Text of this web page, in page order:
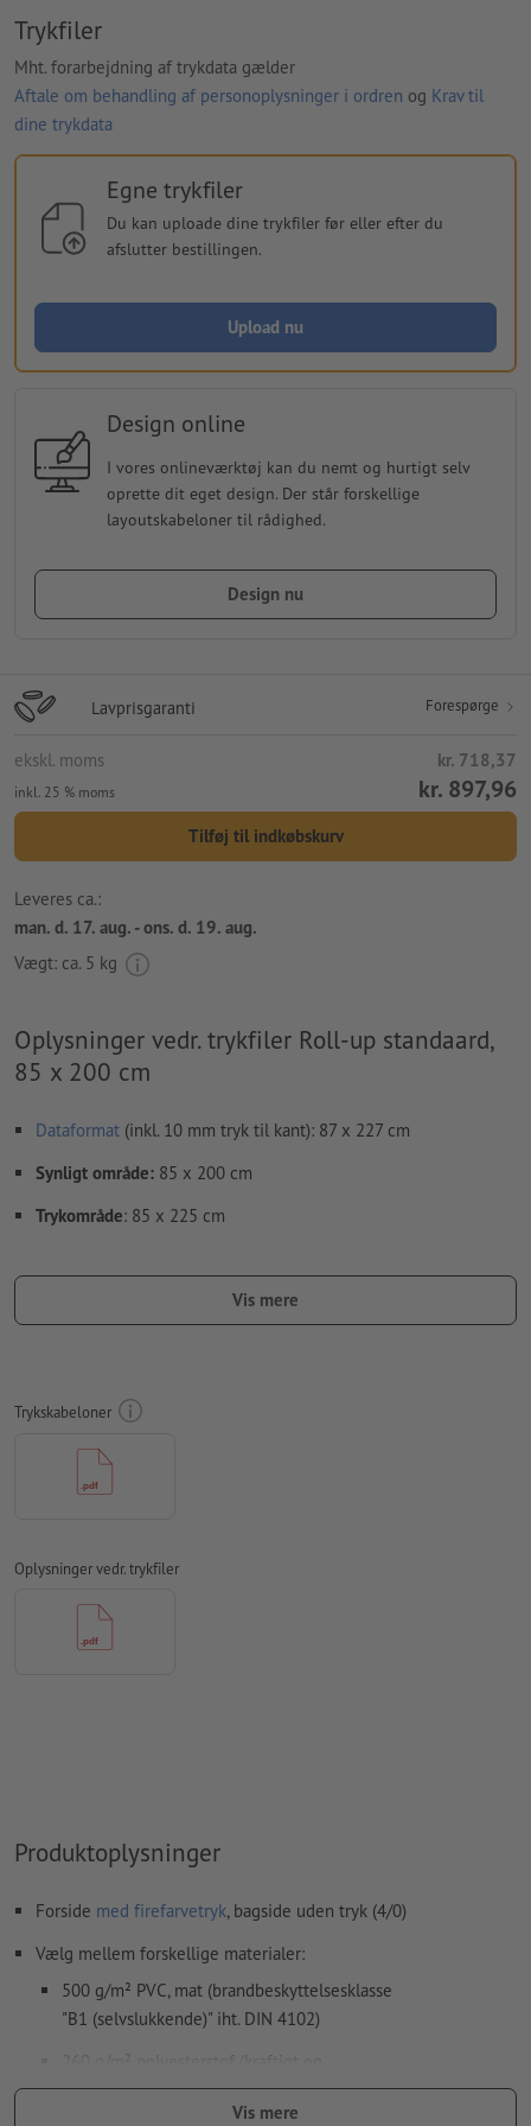
Trykfiler
Mht. forarbejdning af trykdata gælder
Aftale om behandling af personoplysninger i ordren og Krav til
dine trykdata
Egne trykfiler
Du kan uploade dine trykfiler før eller efter du
afslutter bestillingen.
Upload nu
Design online
I vores onlineværktøj kan du nemt og hurtigt selv
oprette dit eget design. Der står forskellige
layoutskabeloner til rådighed.
Design nu
Lavprisgaranti Forespørge
ekskl. moms kr. 718,37
inkl. 25 % moms kr. 897,96
Tilføj til indkøbskurv
Leveres ca.:
man. d. 17. aug. - ons. d. 19. aug.
Vægt: ca. 5 kg
Oplysninger vedr. trykfiler Roll-up standaard,
85 x 200 cm
Dataformat (inkl. 10 mm tryk til kant): 87 x 227 cm
Synligt område: 85 x 200 cm
Trykområde: 85 x 225 cm
beskæring på 10 mm, vigtige oplysninger
skal være mindst 10 mm fra det endelige formats kant
farvetilstand:CMYK, FOGRA51 (PSO Coated v3)
Vi kontrollerer ikke for
Vi kontrollerer ikke
Formularfeltets
Hvordan opretter jeg udskriftsdata korrekt?
Vis mere
Trykskabeloner
Oplysninger vedr. trykfiler
Produktoplysninger
Forside med firefarvetryk, bagside uden tryk (4/0)
Vælg mellem forskellige materialer:
500 g/m² PVC, mat (brandbeskyttelsesklasse
"B1 (selvslukkende)" iht. DIN 4102)
260 g/m² polyesterstof (kraftigt og
antistatisk/brandbeskyttelsesklasse B1)
Vis mere